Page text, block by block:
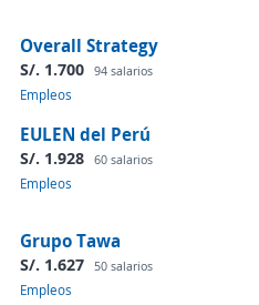
Overall Strategy
S/. 1.700 94 salarios
Empleos
EULEN del Perú
S/. 1.928 60 salarios
Empleos
Grupo Tawa
S/. 1.627 50 salarios
Empleos